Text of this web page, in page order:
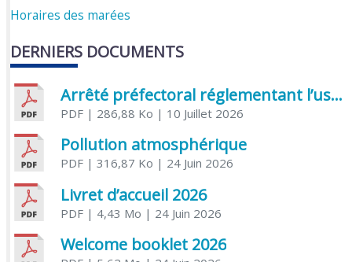
Horaires des marées
DERNIERS DOCUMENTS
Arrêté préfectoral réglementant l’usage de l’eau
PDF| 286,88 Ko | 10 Juillet 2026
Pollution atmosphérique
PDF| 316,87 Ko | 24 Juin 2026
Livret d’accueil 2026
PDF| 4,43 Mo | 24 Juin 2026
Welcome booklet 2026